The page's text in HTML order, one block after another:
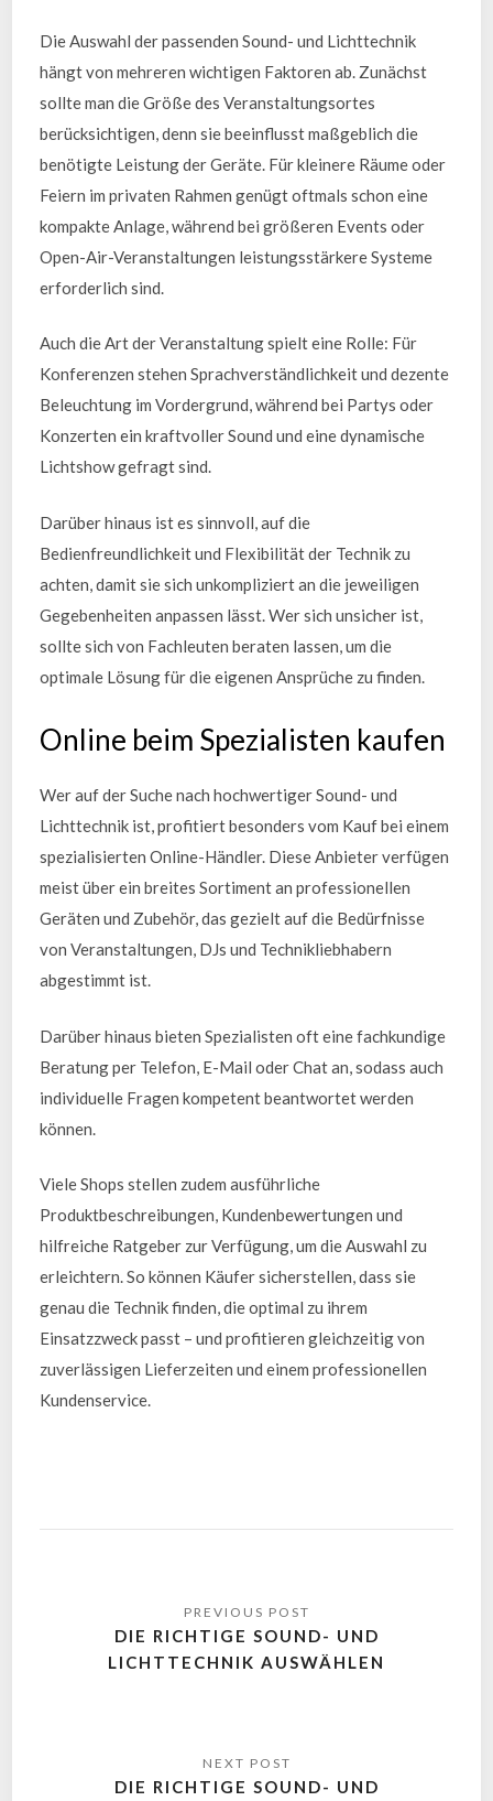
Die Auswahl der passenden Sound- und Lichttechnik
hängt von mehreren wichtigen Faktoren ab. Zunächst
sollte man die Größe des Veranstaltungsortes
berücksichtigen, denn sie beeinflusst maßgeblich die
benötigte Leistung der Geräte. Für kleinere Räume oder
Feiern im privaten Rahmen genügt oftmals schon eine
kompakte Anlage, während bei größeren Events oder
Open-Air-Veranstaltungen leistungsstärkere Systeme
erforderlich sind.
Auch die Art der Veranstaltung spielt eine Rolle: Für
Konferenzen stehen Sprachverständlichkeit und dezente
Beleuchtung im Vordergrund, während bei Partys oder
Konzerten ein kraftvoller Sound und eine dynamische
Lichtshow gefragt sind.
Darüber hinaus ist es sinnvoll, auf die
Bedienfreundlichkeit und Flexibilität der Technik zu
achten, damit sie sich unkompliziert an die jeweiligen
Gegebenheiten anpassen lässt. Wer sich unsicher ist,
sollte sich von Fachleuten beraten lassen, um die
optimale Lösung für die eigenen Ansprüche zu finden.
Online beim Spezialisten kaufen
Wer auf der Suche nach hochwertiger Sound- und
Lichttechnik ist, profitiert besonders vom Kauf bei einem
spezialisierten Online-Händler. Diese Anbieter verfügen
meist über ein breites Sortiment an professionellen
Geräten und Zubehör, das gezielt auf die Bedürfnisse
von Veranstaltungen, DJs und Technikliebhabern
abgestimmt ist.
Darüber hinaus bieten Spezialisten oft eine fachkundige
Beratung per Telefon, E-Mail oder Chat an, sodass auch
individuelle Fragen kompetent beantwortet werden
können.
Viele Shops stellen zudem ausführliche
Produktbeschreibungen, Kundenbewertungen und
hilfreiche Ratgeber zur Verfügung, um die Auswahl zu
erleichtern. So können Käufer sicherstellen, dass sie
genau die Technik finden, die optimal zu ihrem
Einsatzzweck passt – und profitieren gleichzeitig von
zuverlässigen Lieferzeiten und einem professionellen
Kundenservice.
DIE RICHTIGE SOUND- UND
LICHTTECHNIK AUSWÄHLEN
DIE RICHTIGE SOUND- UND